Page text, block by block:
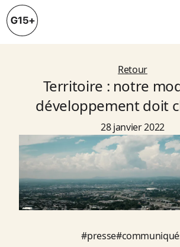
Retour
Territoire : notre
développement doit
28 janvier 2022
#presse#